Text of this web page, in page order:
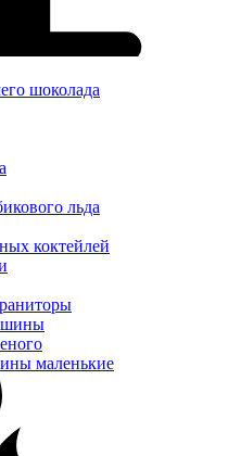
шоколада
льда
коктейлей
маленькие